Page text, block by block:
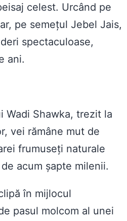
celest. Urcând pe
pe semețul Jebel Jais,
spectaculoase,
ani.
Wadi Shawka, trezit la
vei rămâne mut de
frumuseți naturale
acum șapte milenii.
în mijlocul
pasul molcom al unei